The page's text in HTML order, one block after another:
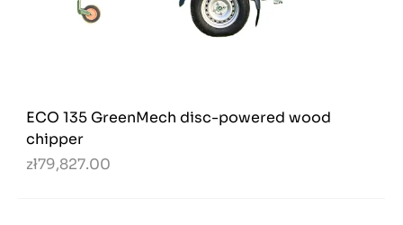
ECO 135 GreenMech disc-powered wood
chipper
zł79,827.00